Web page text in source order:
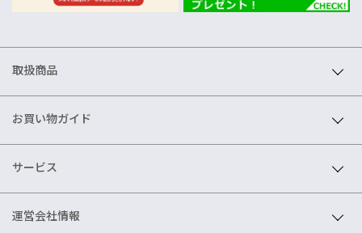
取扱商品
お買い物ガイド
サービス
運営会社情報